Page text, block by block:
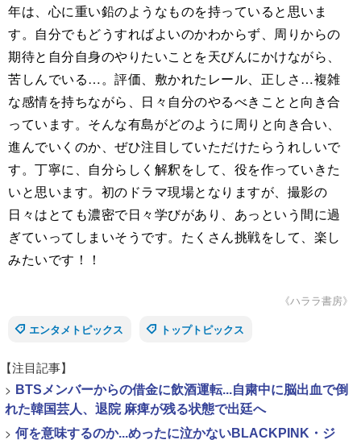
年は、心に重い鉛のようなものを持っていると思いま
す。自分でもどうすればよいのかわからず、周りからの
期待と自分自身のやりたいことを天びんにかけながら、
苦しんでいる…。評価、敷かれたレール、正しさ…複雑
な感情を持ちながら、日々自分のやるべきことと向き合
っています。そんな有島がどのように周りと向き合い、
進んでいくのか、ぜひ注目していただけたらうれしいで
す。丁寧に、自分らしく解釈をして、役を作っていきた
いと思います。初のドラマ現場となりますが、撮影の
日々はとても濃密で日々学びがあり、あっという間に過
ぎていってしまいそうです。たくさん挑戦をして、楽し
みたいです！！
《ハララ書房》
エンタメトピックス
トップトピックス
【注目記事】
> BTSメンバーからの借金に飲酒運転...自粛中に脳出血で倒
れた韓国芸人、退院 麻痺が残る状態で出廷へ
> 何を意味するのか...めったに泣かないBLACKPINK・ジ